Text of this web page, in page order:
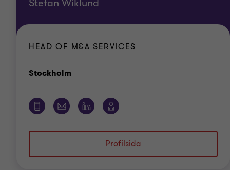
Stefan Wiklund
HEAD OF M&A SERVICES
Stockholm
Profilsida